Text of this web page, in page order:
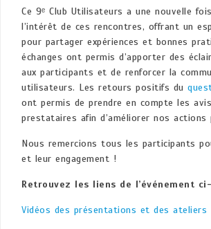
Ce 9ᵉ Club Utilisateurs a une nouvelle
l’intérêt de ces rencontres, offrant un
pour partager expériences et bonnes
échanges ont permis d’apporter des
aux participants et de renforcer la
utilisateurs. Les retours positifs du
ont permis de prendre en compte les
prestataires afin d’améliorer nos actions
Nous remercions tous les participants
et leur engagement !
Retrouvez les liens de l’événement
Vidéos des présentations et des ateliers